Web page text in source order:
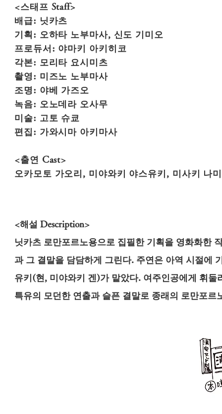
<스태프 Staff>
배급: 닛카츠
기획: 오하타 노부마사, 신도 기미오
프로듀서: 야마키 아키히코
각본: 모리타 요시미츠
촬영: 미즈노 노부마사
조명: 야베 가즈오
녹음: 오노데라 오사무
미술: 고토 슈쿄
편집: 가와시마 아키마사
<출연 Cast>
오카모토 가오리, 미야와키 야스유키, 미사키 나
<해설 Description>
닛카츠 로만포르노용으로 집필한 기획을 영화화한
과 그 결말을 담담하게 그린다. 주연은 아역 시절에
유키(현, 미야와키 겐)가 맡았다. 여주인공에게 휘
특유의 모던한 연출과 슬픈 결말로 종래의 로만포르